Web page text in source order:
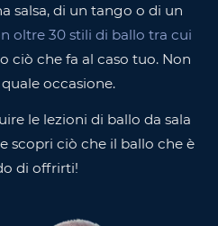
salsa, di un tango o di un
oltre 30 stili di ballo tra cui
ciò che fa al caso tuo. Non
occasione.
le lezioni di ballo da sala
scopri ciò che il ballo che è
di offrirti!